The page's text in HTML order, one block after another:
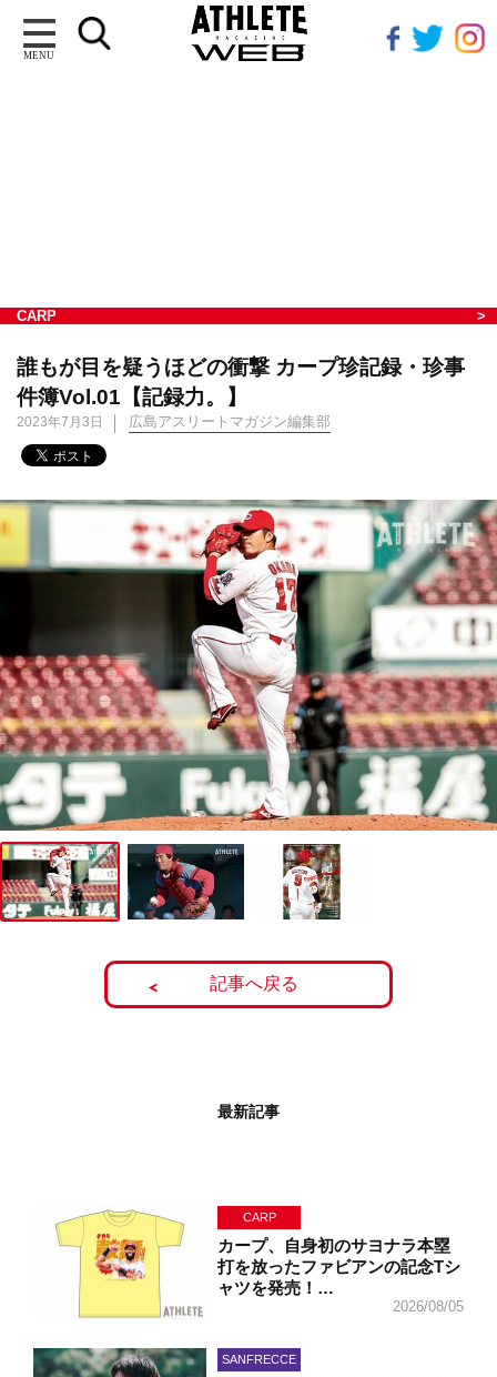
MENU
CARP
誰もが目を疑うほどの衝撃 カープ珍記録・珍事
件簿Vol.01【記録力。】
2023年7月3日 広島アスリートマガジン編集部
記事へ戻る
最新記事
CARP
カープ、自身初のサヨナラ本塁
打を放ったファビアンの記念Tシ
ャツを発売！…
2026/08/05
SANFRECCE